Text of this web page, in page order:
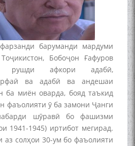
баруманди мардуми
Бобоҷон Ғафуров
рушди афкори адабӣ,
ва адабӣ ва андешаи
ба миён оварда, бояд таъкид
фаъолияти ӯ ба замони Ҷанги
шӯравӣ бо фашизми
1941-1945) иртибот мегирад.
аз солҳои 30-ум бо фаъолияти